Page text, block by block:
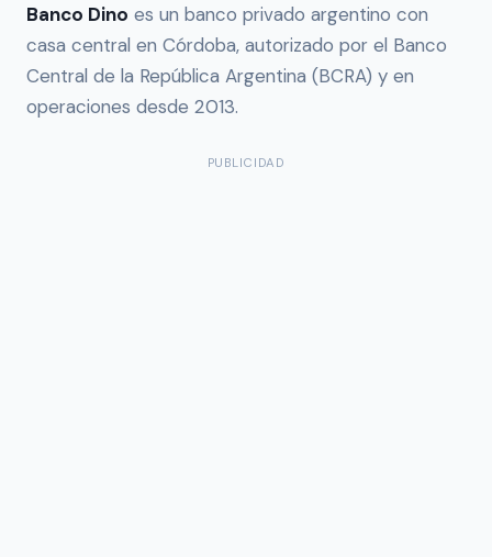
Banco Dino es un banco privado argentino con
casa central en Córdoba, autorizado por el Banco
Central de la República Argentina (BCRA) y en
operaciones desde 2013.
PUBLICIDAD